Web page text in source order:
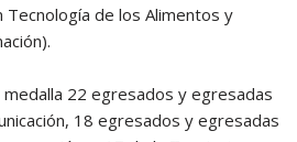
Tecnología de los Alimentos y
22 egresados y egresadas
18 egresados y egresadas